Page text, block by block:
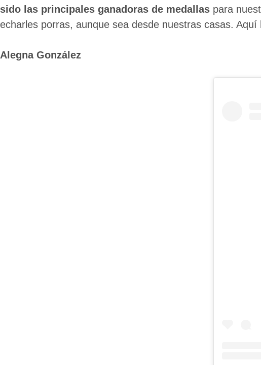
sido las principales ganadoras de medallas para
echarles porras, aunque sea desde nuestras casas.
Alegna González